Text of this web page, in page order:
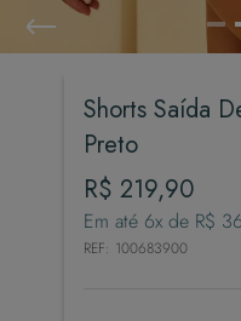
Shorts Saída
Preto
R$ 219,90
Em até 6x de R$ 36
REF: 100683900